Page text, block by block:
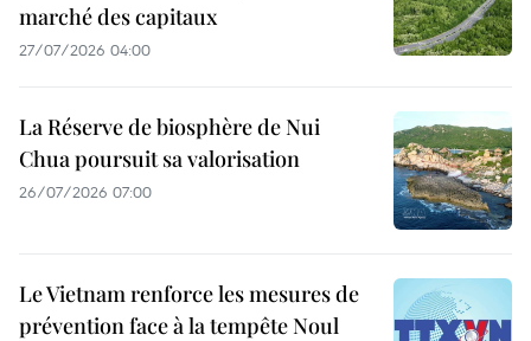
marché des capitaux
27/07/2026 04:00
La Réserve de biosphère de Nui
Chua poursuit sa valorisation
26/07/2026 07:00
Le Vietnam renforce les mesures de
prévention face à la tempête Noul